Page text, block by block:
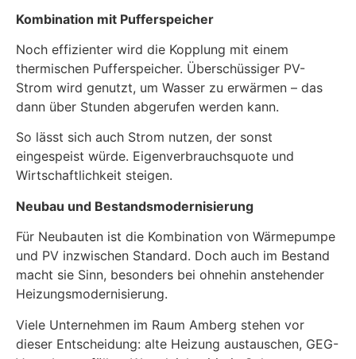
Kombination mit Pufferspeicher
Noch effizienter wird die Kopplung mit einem
thermischen Pufferspeicher. Überschüssiger PV-
Strom wird genutzt, um Wasser zu erwärmen – das
dann über Stunden abgerufen werden kann.
So lässt sich auch Strom nutzen, der sonst
eingespeist würde. Eigenverbrauchsquote und
Wirtschaftlichkeit steigen.
Neubau und Bestandsmodernisierung
Für Neubauten ist die Kombination von Wärmepumpe
und PV inzwischen Standard. Doch auch im Bestand
macht sie Sinn, besonders bei ohnehin anstehender
Heizungsmodernisierung.
Viele Unternehmen im Raum Amberg stehen vor
dieser Entscheidung: alte Heizung austauschen, GEG-